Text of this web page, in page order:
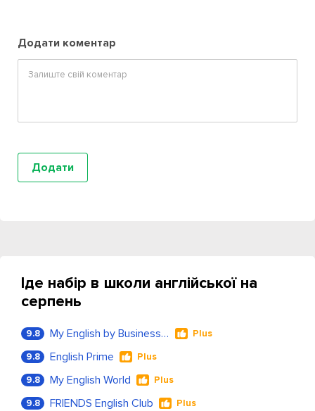
Додати коментар
Іде набір в школи англійської на
серпень
9.8 My English by Business Language Plus
9.8 English Prime Plus
9.8 My English World Plus
9.8 FRIENDS English Club Plus